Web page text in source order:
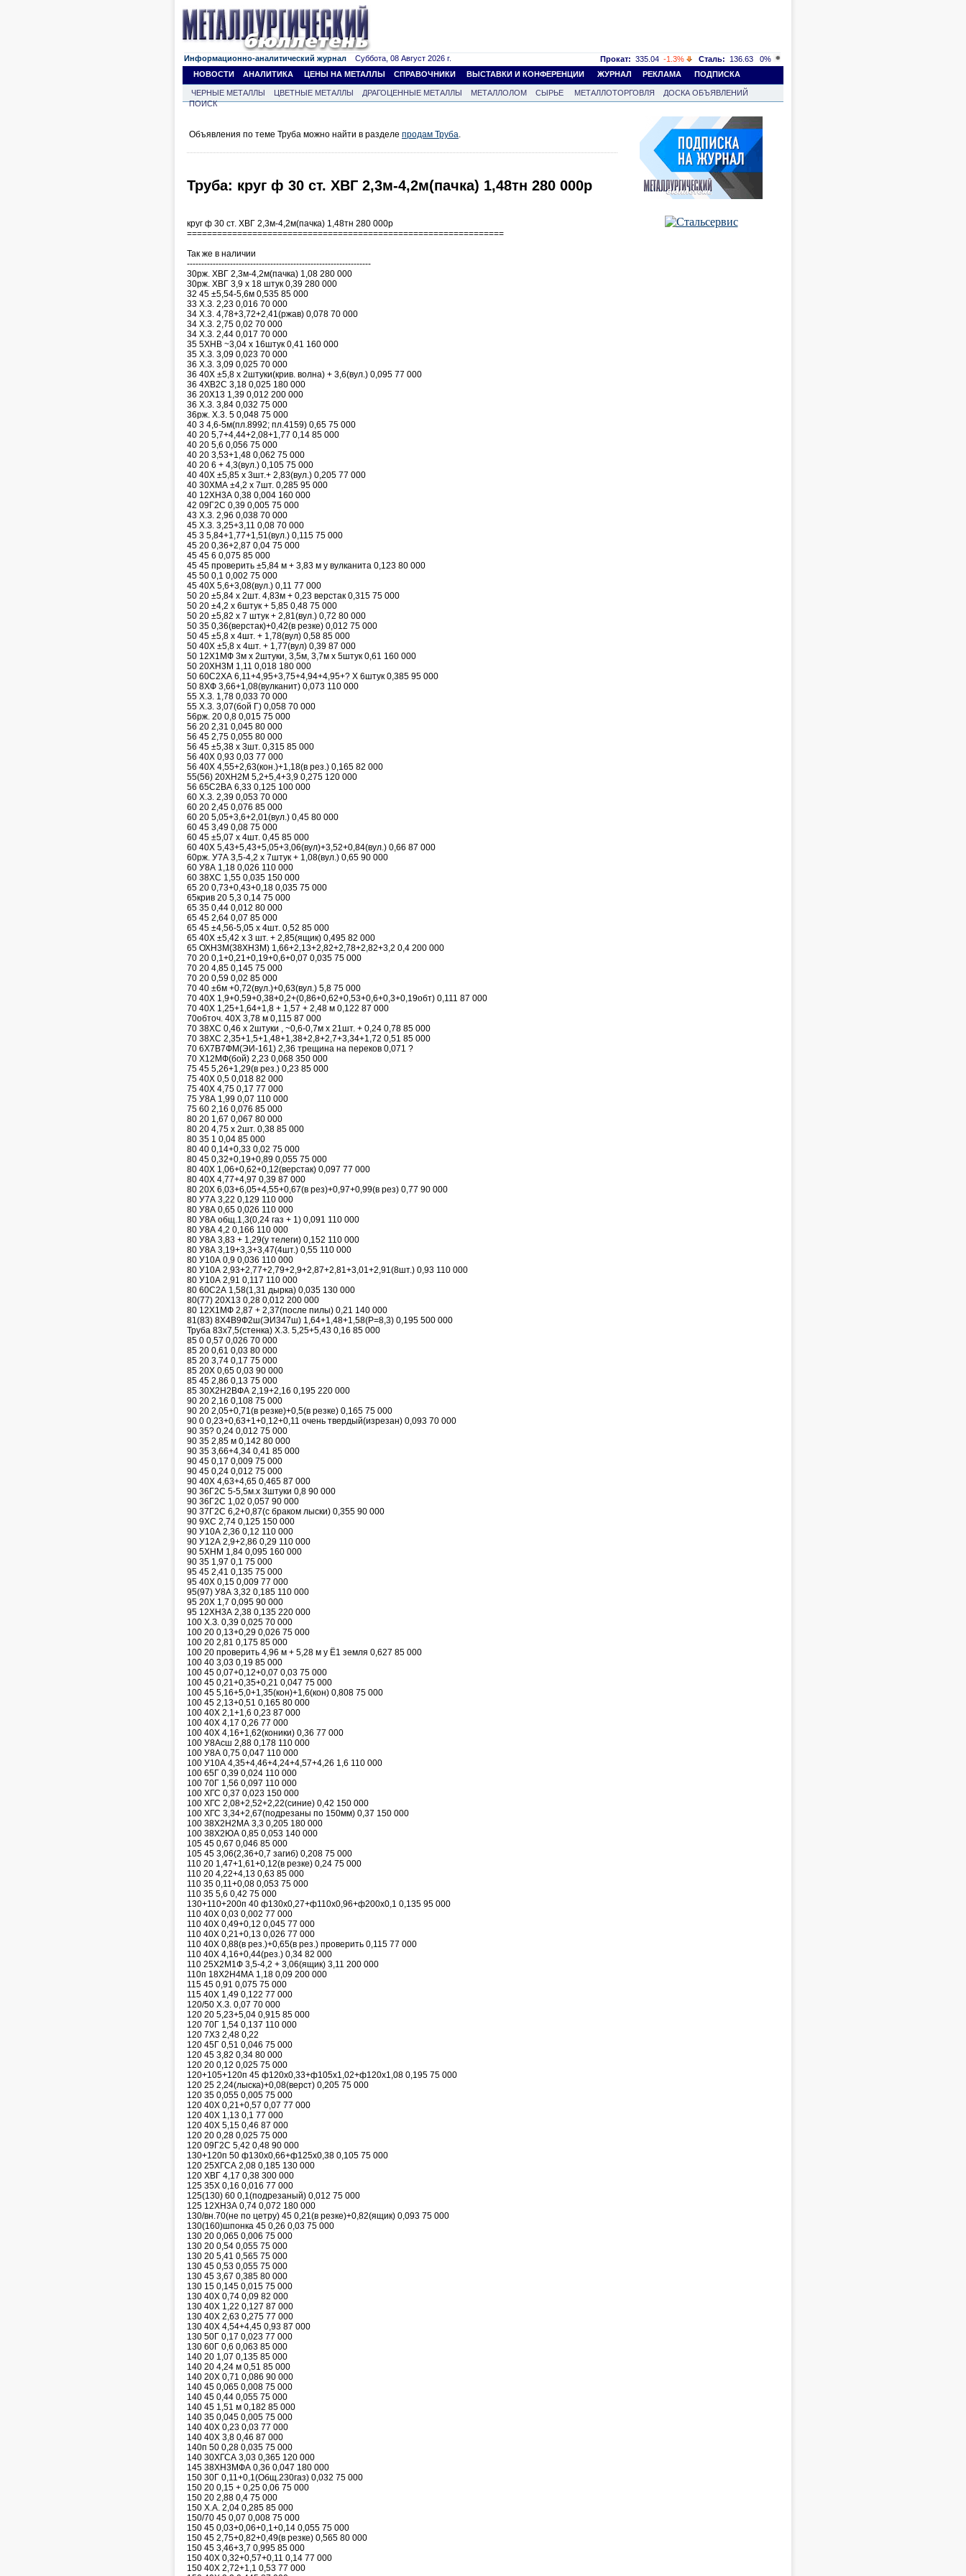
Информационно-аналитический журнал Суббота, 08 Август 2026 г. Прокат: 335.04 -1.3% Сталь: 136.63
0%
НОВОСТИ
АНАЛИТИКА ЦЕНЫ НА МЕТАЛЛЫ СПРАВОЧНИКИ ВЫСТАВКИ И КОНФЕРЕНЦИИ ЖУРНАЛ РЕКЛАМА ПОДПИСКА
ЧЕРНЫЕ МЕТАЛЛЫ ЦВЕТНЫЕ МЕТАЛЛЫ ДРАГОЦЕННЫЕ МЕТАЛЛЫ МЕТАЛЛОЛОМ СЫРЬЕ МЕТАЛЛОТОРГОВЛЯ
ДОСКА ОБЪЯВЛЕНИЙ
ПОИСК
Объявления по теме Труба можно найти в разделе продам Труба.
Труба: круг ф 30 ст. ХВГ 2,3м-4,2м(пачка) 1,48тн 280 000р
круг ф 30 ст. ХВГ 2,3м-4,2м(пачка) 1,48тн 280 000р
===============================================================
Так же в наличии
----------------------------------------------------------------
30рж. ХВГ 2,3м-4,2м(пачка) 1,08 280 000
30рж. ХВГ 3,9 х 18 штук 0,39 280 000
32 45 ±5,54-5,6м 0,535 85 000
33 Х.З. 2,23 0,016 70 000
34 Х.3. 4,78+3,72+2,41(ржав) 0,078 70 000
34 Х.З. 2,75 0,02 70 000
34 Х.З. 2,44 0,017 70 000
35 5ХНВ ~3,04 х 16штук 0,41 160 000
35 Х.З. 3,09 0,023 70 000
36 Х.З. 3,09 0,025 70 000
36 40Х ±5,8 х 2штуки(крив. волна) + 3,6(вул.) 0,095 77 000
36 4ХВ2С 3,18 0,025 180 000
36 20Х13 1,39 0,012 200 000
36 Х.З. 3,84 0,032 75 000
36рж. Х.3. 5 0,048 75 000
40 3 4,6-5м(пл.8992; пл.4159) 0,65 75 000
40 20 5,7+4,44+2,08+1,77 0,14 85 000
40 20 5,6 0,056 75 000
40 20 3,53+1,48 0,062 75 000
40 20 6 + 4,3(вул.) 0,105 75 000
40 40Х ±5,85 х 3шт.+ 2,83(вул.) 0,205 77 000
40 30ХМА ±4,2 х 7шт. 0,285 95 000
40 12ХН3А 0,38 0,004 160 000
42 09Г2С 0,39 0,005 75 000
43 Х.З. 2,96 0,038 70 000
45 Х.З. 3,25+3,11 0,08 70 000
45 3 5,84+1,77+1,51(вул.) 0,115 75 000
45 20 0,36+2,87 0,04 75 000
45 45 6 0,075 85 000
45 45 проверить ±5,84 м + 3,83 м у вулканита 0,123 80 000
45 50 0,1 0,002 75 000
45 40Х 5,6+3,08(вул.) 0,11 77 000
50 20 ±5,84 х 2шт. 4,83м + 0,23 верстак 0,315 75 000
50 20 ±4,2 х 6штук + 5,85 0,48 75 000
50 20 ±5,82 х 7 штук + 2,81(вул.) 0,72 80 000
50 35 0,36(верстак)+0,42(в резке) 0,012 75 000
50 45 ±5,8 х 4шт. + 1,78(вул) 0,58 85 000
50 40Х ±5,8 х 4шт. + 1,77(вул) 0,39 87 000
50 12Х1МФ 3м х 2штуки, 3,5м, 3,7м х 5штук 0,61 160 000
50 20ХН3М 1,11 0,018 180 000
50 60С2ХА 6,11+4,95+3,75+4,94+4,95+? Х 6штук 0,385 95 000
50 8ХФ 3,66+1,08(вулканит) 0,073 110 000
55 Х.З. 1,78 0,033 70 000
55 Х.З. 3,07(бой Г) 0,058 70 000
56рж. 20 0,8 0,015 75 000
56 20 2,31 0,045 80 000
56 45 2,75 0,055 80 000
56 45 ±5,38 х 3шт. 0,315 85 000
56 40Х 0,93 0,03 77 000
56 40Х 4,55+2,63(кон.)+1,18(в рез.) 0,165 82 000
55(56) 20ХН2М 5,2+5,4+3,9 0,275 120 000
56 65С2ВА 6,33 0,125 100 000
60 Х.З. 2,39 0,053 70 000
60 20 2,45 0,076 85 000
60 20 5,05+3,6+2,01(вул.) 0,45 80 000
60 45 3,49 0,08 75 000
60 45 ±5,07 х 4шт. 0,45 85 000
60 40Х 5,43+5,43+5,05+3,06(вул)+3,52+0,84(вул.) 0,66 87 000
60рж. У7А 3,5-4,2 х 7штук + 1,08(вул.) 0,65 90 000
60 У8А 1,18 0,026 110 000
60 38ХС 1,55 0,035 150 000
65 20 0,73+0,43+0,18 0,035 75 000
65крив 20 5,3 0,14 75 000
65 35 0,44 0,012 80 000
65 45 2,64 0,07 85 000
65 45 ±4,56-5,05 х 4шт. 0,52 85 000
65 40Х ±5,42 х 3 шт. + 2,85(ящик) 0,495 82 000
65 ОХН3М(38ХН3М) 1,66+2,13+2,82+2,78+2,82+3,2 0,4 200 000
70 20 0,1+0,21+0,19+0,6+0,07 0,035 75 000
70 20 4,85 0,145 75 000
70 20 0,59 0,02 85 000
70 40 ±6м +0,72(вул.)+0,63(вул.) 5,8 75 000
70 40Х 1,9+0,59+0,38+0,2+(0,86+0,62+0,53+0,6+0,3+0,19обт) 0,111 87 000
70 40Х 1,25+1,64+1,8 + 1,57 + 2,48 м 0,122 87 000
70обточ. 40Х 3,78 м 0,115 87 000
70 38ХС 0,46 х 2штуки , ~0,6-0,7м х 21шт. + 0,24 0,78 85 000
70 38ХС 2,35+1,5+1,48+1,38+2,8+2,7+3,34+1,72 0,51 85 000
70 6Х7В7ФМ(ЭИ-161) 2,36 трещина на переков 0,071 ?
70 Х12МФ(бой) 2,23 0,068 350 000
75 45 5,26+1,29(в рез.) 0,23 85 000
75 40Х 0,5 0,018 82 000
75 40Х 4,75 0,17 77 000
75 У8А 1,99 0,07 110 000
75 60 2,16 0,076 85 000
80 20 1,67 0,067 80 000
80 20 4,75 х 2шт. 0,38 85 000
80 35 1 0,04 85 000
80 40 0,14+0,33 0,02 75 000
80 45 0,32+0,19+0,89 0,055 75 000
80 40Х 1,06+0,62+0,12(верстак) 0,097 77 000
80 40Х 4,77+4,97 0,39 87 000
80 20Х 6,03+6,05+4,55+0,67(в рез)+0,97+0,99(в рез) 0,77 90 000
80 У7А 3,22 0,129 110 000
80 У8А 0,65 0,026 110 000
80 У8А общ.1,3(0,24 газ + 1) 0,091 110 000
80 У8А 4,2 0,166 110 000
80 У8А 3,83 + 1,29(у телеги) 0,152 110 000
80 У8А 3,19+3,3+3,47(4шт.) 0,55 110 000
80 У10А 0,9 0,036 110 000
80 У10А 2,93+2,77+2,79+2,9+2,87+2,81+3,01+2,91(8шт.) 0,93 110 000
80 У10А 2,91 0,117 110 000
80 60С2А 1,58(1,31 дырка) 0,035 130 000
80(77) 20Х13 0,28 0,012 200 000
80 12Х1МФ 2,87 + 2,37(после пилы) 0,21 140 000
81(83) 8Х4В9Ф2ш(ЭИ347ш) 1,64+1,48+1,58(Р=8,3) 0,195 500 000
Труба 83х7,5(стенка) Х.З. 5,25+5,43 0,16 85 000
85 0 0,57 0,026 70 000
85 20 0,61 0,03 80 000
85 20 3,74 0,17 75 000
85 20Х 0,65 0,03 90 000
85 45 2,86 0,13 75 000
85 30Х2Н2ВФА 2,19+2,16 0,195 220 000
90 20 2,16 0,108 75 000
90 20 2,05+0,71(в резке)+0,5(в резке) 0,165 75 000
90 0 0,23+0,63+1+0,12+0,11 очень твердый(изрезан) 0,093 70 000
90 35? 0,24 0,012 75 000
90 35 2,85 м 0,142 80 000
90 35 3,66+4,34 0,41 85 000
90 45 0,17 0,009 75 000
90 45 0,24 0,012 75 000
90 40Х 4,63+4,65 0,465 87 000
90 36Г2С 5-5,5м.х 3штуки 0,8 90 000
90 36Г2С 1,02 0,057 90 000
90 37Г2С 6,2+0,87(с браком лыски) 0,355 90 000
90 9ХС 2,74 0,125 150 000
90 У10А 2,36 0,12 110 000
90 У12А 2,9+2,86 0,29 110 000
90 5ХНМ 1,84 0,095 160 000
90 35 1,97 0,1 75 000
95 45 2,41 0,135 75 000
95 40Х 0,15 0,009 77 000
95(97) У8А 3,32 0,185 110 000
95 20Х 1,7 0,095 90 000
95 12ХН3А 2,38 0,135 220 000
100 Х.З. 0,39 0,025 70 000
100 20 0,13+0,29 0,026 75 000
100 20 2,81 0,175 85 000
100 20 проверить 4,96 м + 5,28 м у Ё1 земля 0,627 85 000
100 40 3,03 0,19 85 000
100 45 0,07+0,12+0,07 0,03 75 000
100 45 0,21+0,35+0,21 0,047 75 000
100 45 5,16+5,0+1,35(кон)+1,6(кон) 0,808 75 000
100 45 2,13+0,51 0,165 80 000
100 40Х 2,1+1,6 0,23 87 000
100 40Х 4,17 0,26 77 000
100 40Х 4,16+1,62(коники) 0,36 77 000
100 У8Асш 2,88 0,178 110 000
100 У8А 0,75 0,047 110 000
100 У10А 4,35+4,46+4,24+4,57+4,26 1,6 110 000
100 65Г 0,39 0,024 110 000
100 70Г 1,56 0,097 110 000
100 ХГС 0,37 0,023 150 000
100 ХГС 2,08+2,52+2,22(синие) 0,42 150 000
100 ХГС 3,34+2,67(подрезаны по 150мм) 0,37 150 000
100 38Х2Н2МА 3,3 0,205 180 000
100 38Х2ЮА 0,85 0,053 140 000
105 45 0,67 0,046 85 000
105 45 3,06(2,36+0,7 загиб) 0,208 75 000
110 20 1,47+1,61+0,12(в резке) 0,24 75 000
110 20 4,22+4,13 0,63 85 000
110 35 0,11+0,08 0,053 75 000
110 35 5,6 0,42 75 000
130+110+200п 40 ф130х0,27+ф110х0,96+ф200х0,1 0,135 95 000
110 40Х 0,03 0,002 77 000
110 40Х 0,49+0,12 0,045 77 000
110 40Х 0,21+0,13 0,026 77 000
110 40Х 0,88(в рез.)+0,65(в рез.) проверить 0,115 77 000
110 40Х 4,16+0,44(рез.) 0,34 82 000
110 25Х2М1Ф 3,5-4,2 + 3,06(ящик) 3,11 200 000
110п 18Х2Н4МА 1,18 0,09 200 000
115 45 0,91 0,075 75 000
115 40Х 1,49 0,122 77 000
120/50 Х.З. 0,07 70 000
120 20 5,23+5,04 0,915 85 000
120 70Г 1,54 0,137 110 000
120 7Х3 2,48 0,22
120 45Г 0,51 0,046 75 000
120 45 3,82 0,34 80 000
120 20 0,12 0,025 75 000
120+105+120п 45 ф120х0,33+ф105х1,02+ф120х1,08 0,195 75 000
120 25 2,24(лыска)+0,08(верст) 0,205 75 000
120 35 0,055 0,005 75 000
120 40Х 0,21+0,57 0,07 77 000
120 40Х 1,13 0,1 77 000
120 40Х 5,15 0,46 87 000
120 20 0,28 0,025 75 000
120 09Г2С 5,42 0,48 90 000
130+120п 50 ф130х0,66+ф125х0,38 0,105 75 000
120 25ХГСА 2,08 0,185 130 000
120 ХВГ 4,17 0,38 300 000
125 35Х 0,16 0,016 77 000
125(130) 60 0,1(подрезаный) 0,012 75 000
125 12ХН3А 0,74 0,072 180 000
130/вн.70(не по цетру) 45 0,21(в резке)+0,82(ящик) 0,093 75 000
130(160)шпонка 45 0,26 0,03 75 000
130 20 0,065 0,006 75 000
130 20 0,54 0,055 75 000
130 20 5,41 0,565 75 000
130 45 0,53 0,055 75 000
130 45 3,67 0,385 80 000
130 15 0,145 0,015 75 000
130 40Х 0,74 0,09 82 000
130 40Х 1,22 0,127 87 000
130 40Х 2,63 0,275 77 000
130 40Х 4,54+4,45 0,93 87 000
130 50Г 0,17 0,023 77 000
130 60Г 0,6 0,063 85 000
140 20 1,07 0,135 85 000
140 20 4,24 м 0,51 85 000
140 20Х 0,71 0,086 90 000
140 45 0,065 0,008 75 000
140 45 0,44 0,055 75 000
140 45 1,51 м 0,182 85 000
140 35 0,045 0,005 75 000
140 40Х 0,23 0,03 77 000
140 40Х 3,8 0,46 87 000
140п 50 0,28 0,035 75 000
140 30ХГСА 3,03 0,365 120 000
145 38ХН3МФА 0,36 0,047 180 000
150 30Г 0,11+0,1(Общ.230газ) 0,032 75 000
150 20 0,15 + 0,25 0,06 75 000
150 20 2,88 0,4 75 000
150 Х.А. 2,04 0,285 85 000
150/70 45 0,07 0,008 75 000
150 45 0,03+0,06+0,1+0,14 0,055 75 000
150 45 2,75+0,82+0,49(в резке) 0,565 80 000
150 45 3,46+3,7 0,995 85 000
150 40Х 0,32+0,57+0,11 0,14 77 000
150 40Х 2,72+1,1 0,53 77 000